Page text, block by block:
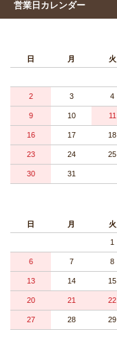
営業日カレンダー
日 月 火
2 3 4
9 10 11
16 17 18
23 24 25
30 31
日 月 火
1
6 7 8
13 14 15
20 21 22
27 28 29